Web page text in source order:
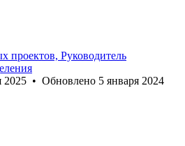
проектов, Руководитель
2025 • Обновлено 5 января 2024